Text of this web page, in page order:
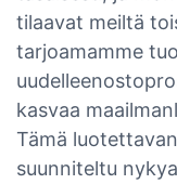
tilaavat meiltä
tarjoamamme
kasvaa
Tämä
suunniteltu